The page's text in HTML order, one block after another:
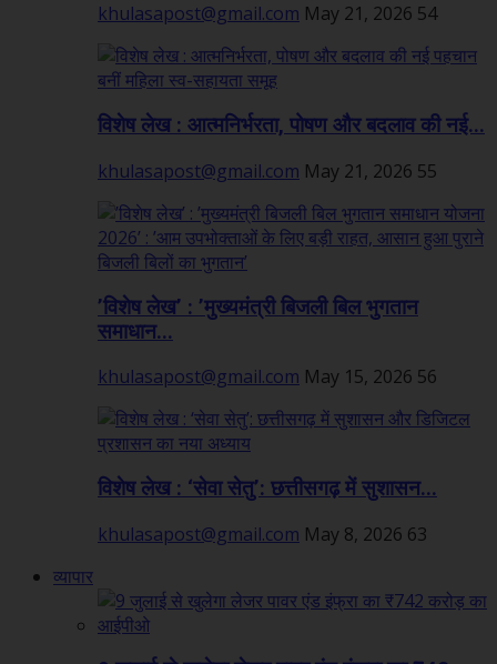
khulasapost@gmail.com May 21, 2026 54
विशेष लेख : आत्मनिर्भरता, पोषण और बदलाव की नई...
khulasapost@gmail.com May 21, 2026 55
’विशेष लेख’ : ’मुख्यमंत्री बिजली बिल भुगतान
समाधान...
khulasapost@gmail.com May 15, 2026 56
विशेष लेख : ‘सेवा सेतु’: छत्तीसगढ़ में सुशासन...
khulasapost@gmail.com May 8, 2026 63
व्यापार